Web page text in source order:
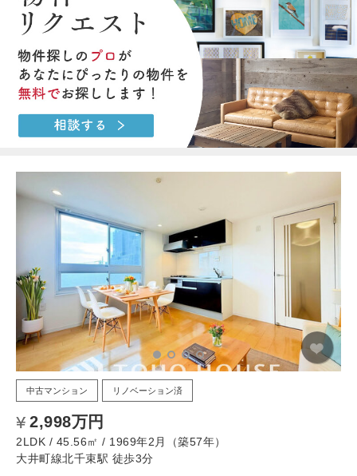
中古マンション リノベーション済
2,998万円
2LDK / 45.56㎡ / 1969年2月（築57年）
大井町線北千束駅 徒歩3分